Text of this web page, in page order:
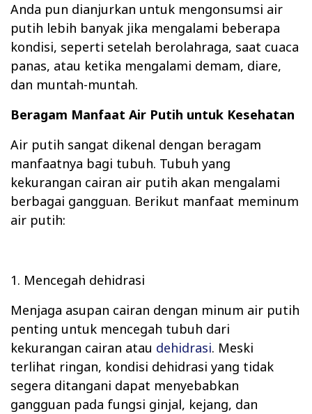
Anda pun dianjurkan untuk mengonsumsi air
putih lebih banyak jika mengalami beberapa
kondisi, seperti setelah berolahraga, saat cuaca
panas, atau ketika mengalami demam, diare,
dan muntah-muntah.
Beragam Manfaat Air Putih untuk Kesehatan
Air putih sangat dikenal dengan beragam
manfaatnya bagi tubuh. Tubuh yang
kekurangan cairan air putih akan mengalami
berbagai gangguan. Berikut manfaat meminum
air putih:
1. Mencegah dehidrasi
Menjaga asupan cairan dengan minum air putih
penting untuk mencegah tubuh dari
kekurangan cairan atau dehidrasi. Meski
terlihat ringan, kondisi dehidrasi yang tidak
segera ditangani dapat menyebabkan
gangguan pada fungsi ginjal, kejang, dan